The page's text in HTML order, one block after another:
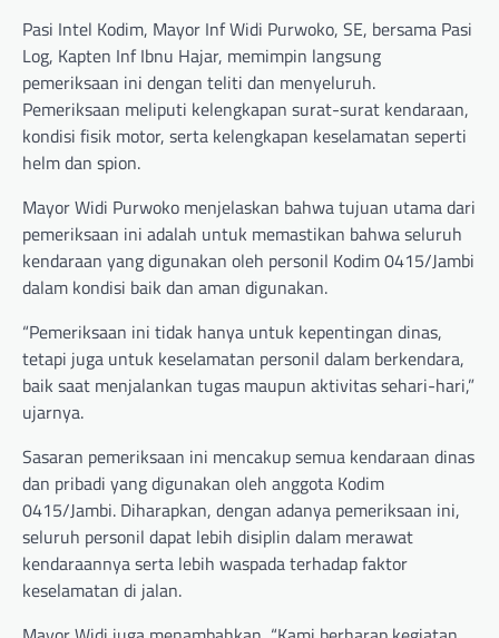
Pasi Intel Kodim, Mayor Inf Widi Purwoko, SE, bersama Pasi
Log, Kapten Inf Ibnu Hajar, memimpin langsung
pemeriksaan ini dengan teliti dan menyeluruh.
Pemeriksaan meliputi kelengkapan surat-surat kendaraan,
kondisi fisik motor, serta kelengkapan keselamatan seperti
helm dan spion.
Mayor Widi Purwoko menjelaskan bahwa tujuan utama dari
pemeriksaan ini adalah untuk memastikan bahwa seluruh
kendaraan yang digunakan oleh personil Kodim 0415/Jambi
dalam kondisi baik dan aman digunakan.
“Pemeriksaan ini tidak hanya untuk kepentingan dinas,
tetapi juga untuk keselamatan personil dalam berkendara,
baik saat menjalankan tugas maupun aktivitas sehari-hari,”
ujarnya.
Sasaran pemeriksaan ini mencakup semua kendaraan dinas
dan pribadi yang digunakan oleh anggota Kodim
0415/Jambi. Diharapkan, dengan adanya pemeriksaan ini,
seluruh personil dapat lebih disiplin dalam merawat
kendaraannya serta lebih waspada terhadap faktor
keselamatan di jalan.